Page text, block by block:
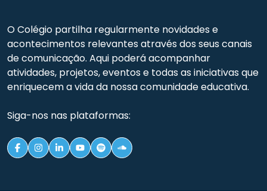
O Colégio partilha regularmente novidades e
acontecimentos relevantes através dos seus canais
de comunicação. Aqui poderá acompanhar
atividades, projetos, eventos e todas as iniciativas que
enriquecem a vida da nossa comunidade educativa.
Siga-nos nas plataformas: